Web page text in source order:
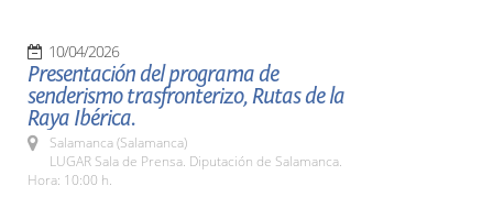
10/04/2026
Presentación del programa de
senderismo trasfronterizo, Rutas de la
Raya Ibérica.
Salamanca (Salamanca)
LUGAR Sala de Prensa. Diputación de Salamanca.
Hora: 10:00 h.